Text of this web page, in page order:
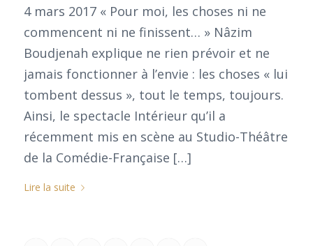
4 mars 2017 « Pour moi, les choses ni ne
commencent ni ne finissent… » Nâzim
Boudjenah explique ne rien prévoir et ne
jamais fonctionner à l’envie : les choses « lui
tombent dessus », tout le temps, toujours.
Ainsi, le spectacle Intérieur qu’il a
récemment mis en scène au Studio-Théâtre
de la Comédie-Française […]
Lire la suite